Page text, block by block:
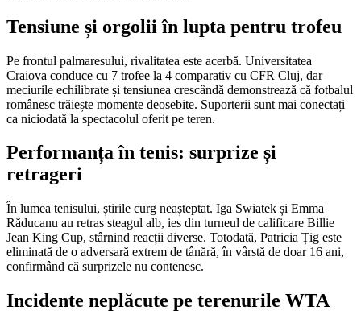
Tensiune și orgolii în lupta pentru trofeu
Pe frontul palmaresului, rivalitatea este acerbă. Universitatea
Craiova conduce cu 7 trofee la 4 comparativ cu CFR Cluj, dar
meciurile echilibrate și tensiunea crescândă demonstrează că fotbalul
românesc trăiește momente deosebite. Suporterii sunt mai conectați
ca niciodată la spectacolul oferit pe teren.
Performanța în tenis: surprize și
retrageri
În lumea tenisului, știrile curg neașteptat. Iga Swiatek și Emma
Răducanu au retras steagul alb, ies din turneul de calificare Billie
Jean King Cup, stârnind reacții diverse. Totodată, Patricia Țig este
eliminată de o adversară extrem de tânără, în vârstă de doar 16 ani,
confirmând că surprizele nu contenesc.
Incidente neplăcute pe terenurile WTA